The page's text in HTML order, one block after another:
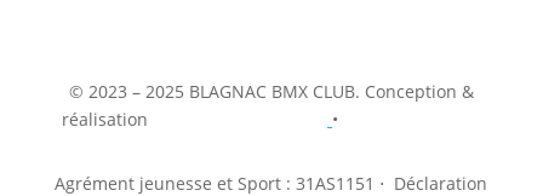
© 2023 – 2025 BLAGNAC BMX CLUB. Conception &
réalisation
•
Agrément jeunesse et Sport : 31AS1151 ⋅ Déclaration